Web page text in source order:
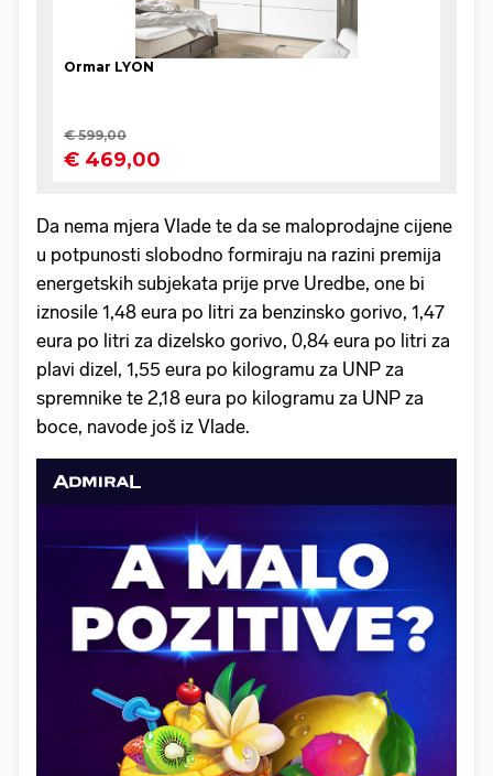
Da nema mjera Vlade te da se maloprodajne cijene
u potpunosti slobodno formiraju na razini premija
energetskih subjekata prije prve Uredbe, one bi
iznosile 1,48 eura po litri za benzinsko gorivo, 1,47
eura po litri za dizelsko gorivo, 0,84 eura po litri za
plavi dizel, 1,55 eura po kilogramu za UNP za
spremnike te 2,18 eura po kilogramu za UNP za
boce, navode još iz Vlade.